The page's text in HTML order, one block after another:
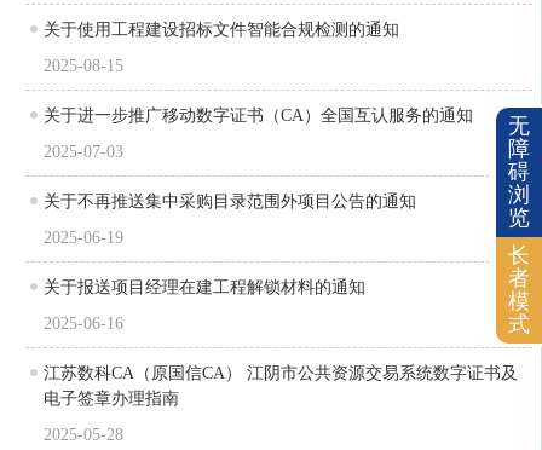
关于使用工程建设招标文件智能合规检测的通知
2025-08-15
关于进一步推广移动数字证书（CA）全国互认服务的通知
2025-07-03
关于不再推送集中采购目录范围外项目公告的通知
2025-06-19
关于报送项目经理在建工程解锁材料的通知
2025-06-16
江苏数科CA（原国信CA） 江阴市公共资源交易系统数字证书及
电子签章办理指南
2025-05-28
无
障
碍
浏
览
长
者
模
式